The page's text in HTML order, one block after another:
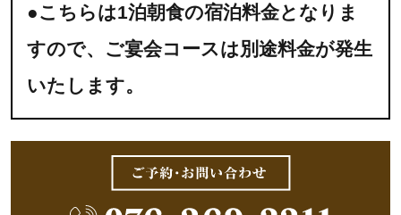
●こちらは1泊朝食の宿泊料金となりま
すので、ご宴会コースは別途料金が発生
いたします。